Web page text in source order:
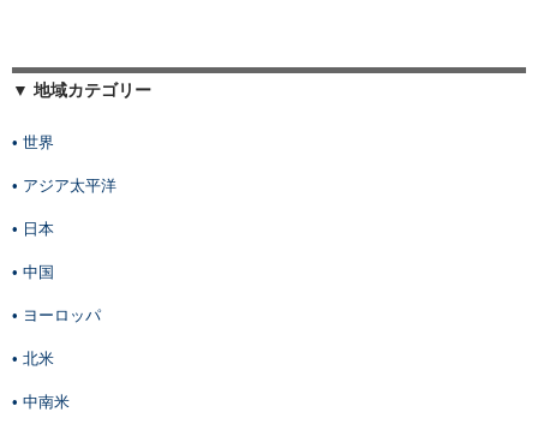
▼ 地域カテゴリー
• 世界
• アジア太平洋
• 日本
• 中国
• ヨーロッパ
• 北米
• 中南米